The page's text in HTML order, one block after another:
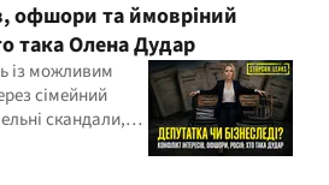
офшори та ймовріний
така Олена Дудар
із можливим
сімейний
скандали,